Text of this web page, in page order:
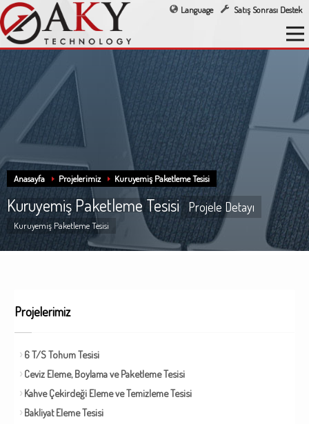
Language Satış Sonrası Destek
Anasayfa Projelerimiz Kuruyemiş Paketleme Tesisi
Kuruyemiş Paketleme Tesisi Projele Detayı
Kuruyemiş Paketleme Tesisi
Projelerimiz
6 T/S Tohum Tesisi
Ceviz Eleme, Boylama ve Paketleme Tesisi
Kahve Çekirdeği Eleme ve Temizleme Tesisi
Bakliyat Eleme Tesisi